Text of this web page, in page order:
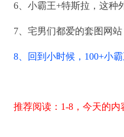
6、小霸王+特斯拉，这种
7、宅男们都爱的套图网
8、回到小时候，100+小
推荐阅读：1-8，今天的内